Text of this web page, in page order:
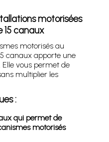
motorisées
canaux
motorisés au
canaux apporte une
vous permet de
multiplier les
:
qui permet de
motorisés